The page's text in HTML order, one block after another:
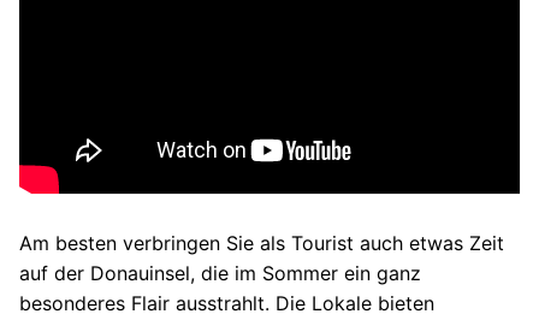
Am besten verbringen Sie als Tourist auch etwas Zeit
auf der Donauinsel, die im Sommer ein ganz
besonderes Flair ausstrahlt. Die Lokale bieten